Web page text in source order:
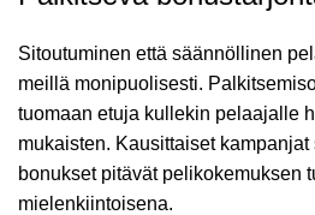
Sitoutuminen että säännöllinen
meillä monipuolisesti.
tuomaan etuja kullekin pelaajalle
mukaisten. Kausittaiset
bonukset pitävät pelikokemuksen
mielenkiintoisena.